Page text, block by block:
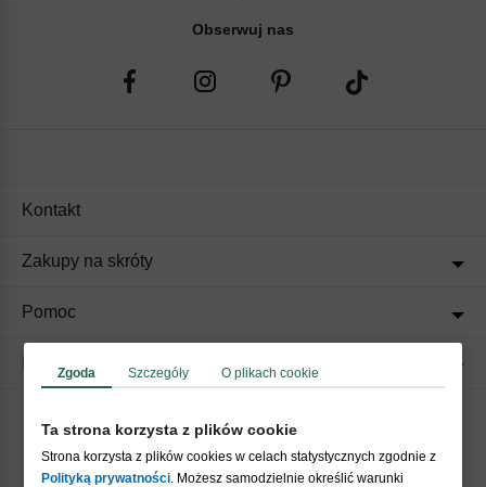
Obserwuj nas
Akceptujemy płatności
Kontakt
Zakupy na skróty
Pomoc
Zgoda Szczegóły O plikach cookie
Ta strona korzysta z plików cookie
Strona korzysta z plików cookies w celach statystycznych zgodnie z
Polityką prywatności. Możesz samodzielnie określić warunki